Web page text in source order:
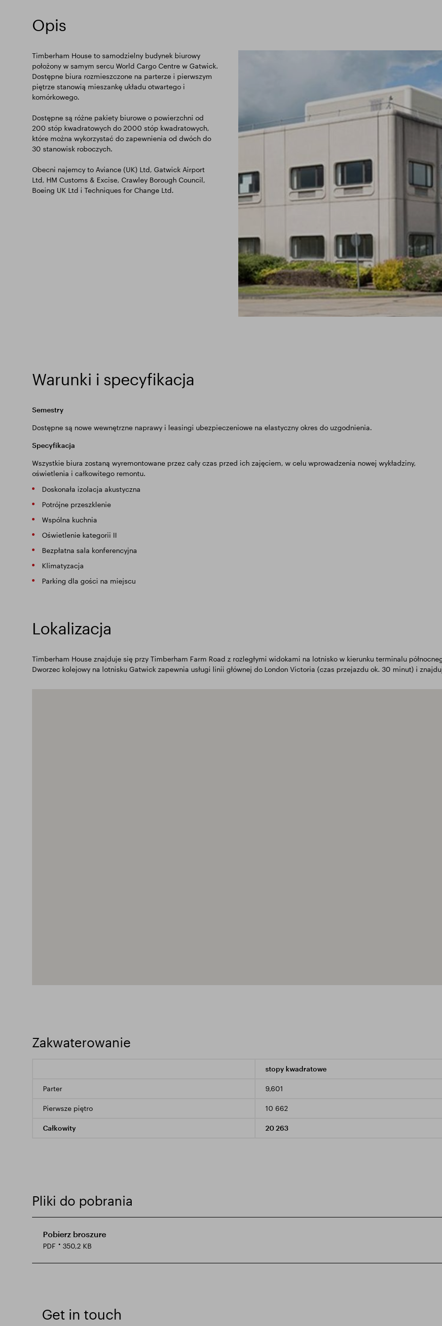
Opis
Timberham House to samodzielny budynek biurowy
położony w samym sercu World Cargo Centre w Gatwick.
Dostępne biura rozmieszczone na parterze i pierwszym
piętrze stanowią mieszankę układu otwartego i
komórkowego.
Dostępne są różne pakiety biurowe o powierzchni od
200 stóp kwadratowych do 2000 stóp kwadratowych,
które można wykorzystać do zapewnienia od dwóch do
30 stanowisk roboczych.
Obecni najemcy to Aviance (UK) Ltd, Gatwick Airport
Ltd, HM Customs & Excise, Crawley Borough Council,
Boeing UK Ltd i Techniques for Change Ltd.
Warunki i specyfikacja
Semestry
Dostępne są nowe wewnętrzne naprawy i leasingi ubezpieczeniowe na elastyczny okres do uzgodnienia.
Specyfikacja
Wszystkie biura zostaną wyremontowane przez cały czas przed ich zajęciem, w celu wprowadzenia nowej wykładziny,
oświetlenia i całkowitego remontu.
Doskonała izolacja akustyczna
Potrójne przeszklenie
Wspólna kuchnia
Oświetlenie kategorii II
Bezpłatna sala konferencyjna
Klimatyzacja
Parking dla gości na miejscu
Lokalizacja
Timberham House znajduje się przy Timberham Farm Road z rozległymi widokami na lotnisko w kierunku terminalu
Dworzec kolejowy na lotnisku Gatwick zapewnia usługi linii głównej do London Victoria (czas przejazdu ok. 30 minut) i
Zakwaterowanie
stopy kwadratowe
Parter 9,601
Pierwsze piętro 10 662
Całkowity 20 263
Pliki do pobrania
Pobierz broszure
PDF 350,2 KB
Get in touch